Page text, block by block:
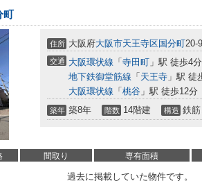
町
住所 大阪府大阪市天王寺区国分町20-9
交通 大阪環状線 「 寺田町 」駅 徒歩4分
地下鉄御堂筋線 「 天王寺 」駅 徒
大阪環状線 「 桃谷 」駅 徒歩12分
築年 築8年 階数 14階建 構造 鉄
間取り 専有面積
過去に掲載していた物件です。